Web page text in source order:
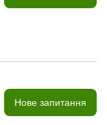
Нове запитання